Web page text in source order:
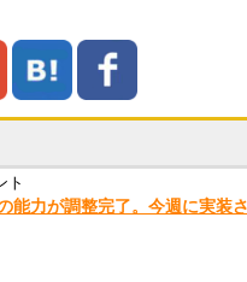
ト
能力が調整完了。今週に実装さ